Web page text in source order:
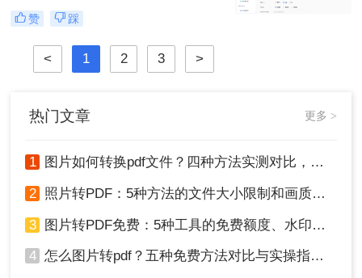
效率提升从此触手可及！“一张图片
秒变PDF文档？是的，你没听错！”作
为从事电脑办公软件测评多年的博
主，小编深知职场办公人群对高效转
换工具的渴求，今天就分享超实用方
赞 踩
< 1 2 3 >
热门文章 更多 >
1 图片如何转换pdf文件？四种方法实测对比，附各场景最优选！
2 照片转PDF：5种方法的文件大小限制和画质保留实测！
3 图片转PDF免费：5种工具的免费额度、水印和文件限制对比！
4 怎么图片转pdf？五种免费方法对比与实操指南（附详细表格）！